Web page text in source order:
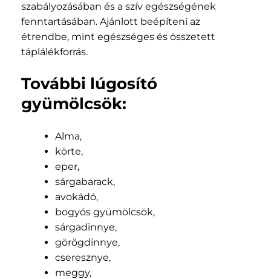
szabályozásában és a szív egészségének
fenntartásában. Ajánlott beépíteni az
étrendbe, mint egészséges és összetett
táplálékforrás.
További lúgosító
gyümölcsök:
Alma,
körte,
eper,
sárgabarack,
avokádó,
bogyós gyümölcsök,
sárgadinnye,
görögdinnye,
cseresznye,
meggy,